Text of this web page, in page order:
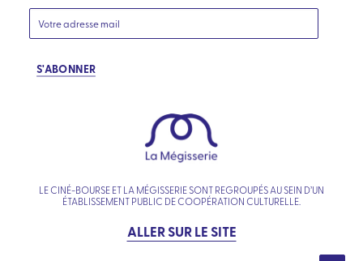
S'ABONNER
LE CINÉ-BOURSE ET LA MÉGISSERIE SONT REGROUPÉS AU SEIN D’UN
ÉTABLISSEMENT PUBLIC DE COOPÉRATION CULTURELLE.
ALLER SUR LE SITE